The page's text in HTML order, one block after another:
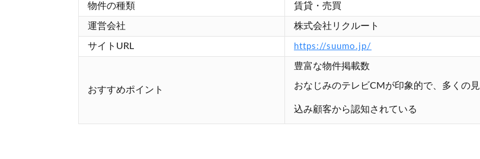
物件の種類 賃貸・売買
運営会社 株式会社リクルート
サイトURL https://suumo.jp/
おすすめポイント
豊富な物件掲載数
おなじみのテレビCMが印象的で、多くの見
込み顧客から認知されている